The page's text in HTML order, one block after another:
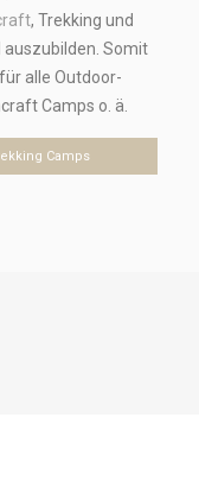
, Trekking und
auszubilden. Somit
alle Outdoor-
Camps o. ä.
Camps